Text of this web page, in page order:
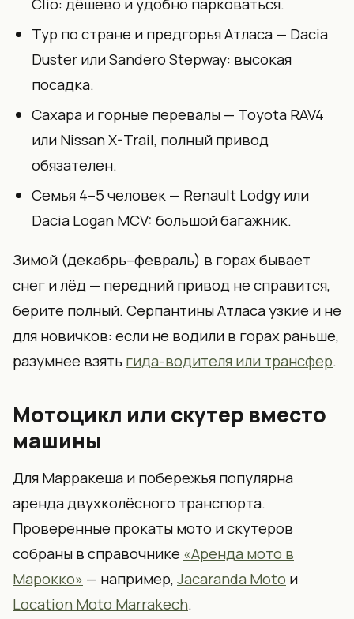
Тур по стране и предгорья Атласа — Dacia
Duster или Sandero Stepway: высокая
посадка.
Сахара и горные перевалы — Toyota RAV4
или Nissan X-Trail, полный привод
обязателен.
Семья 4–5 человек — Renault Lodgy или
Dacia Logan MCV: большой багажник.
Зимой (декабрь–февраль) в горах бывает
снег и лёд — передний привод не справится,
берите полный. Серпантины Атласа узкие и не
для новичков: если не водили в горах раньше,
разумнее взять гида-водителя или трансфер.
Мотоцикл или скутер вместо
машины
Для Марракеша и побережья популярна
аренда двухколёсного транспорта.
Проверенные прокаты мото и скутеров
собраны в справочнике «Аренда мото в
Марокко» — например,Jacaranda Moto и
Location Moto Marrakech.